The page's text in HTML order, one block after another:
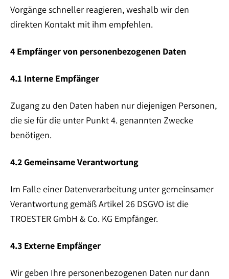
Vorgänge schneller reagieren, weshalb wir den
direkten Kontakt mit ihm empfehlen.
4 Empfänger von personenbezogenen Daten
4.1 Interne Empfänger
Zugang zu den Daten haben nur diejenigen Personen,
die sie für die unter Punkt 4. genannten Zwecke
benötigen.
4.2 Gemeinsame Verantwortung
Im Falle einer Datenverarbeitung unter gemeinsamer
Verantwortung gemäß Artikel 26 DSGVO ist die
TROESTER GmbH & Co. KG Empfänger.
4.3 Externe Empfänger
Wir geben Ihre personenbezogenen Daten nur dann